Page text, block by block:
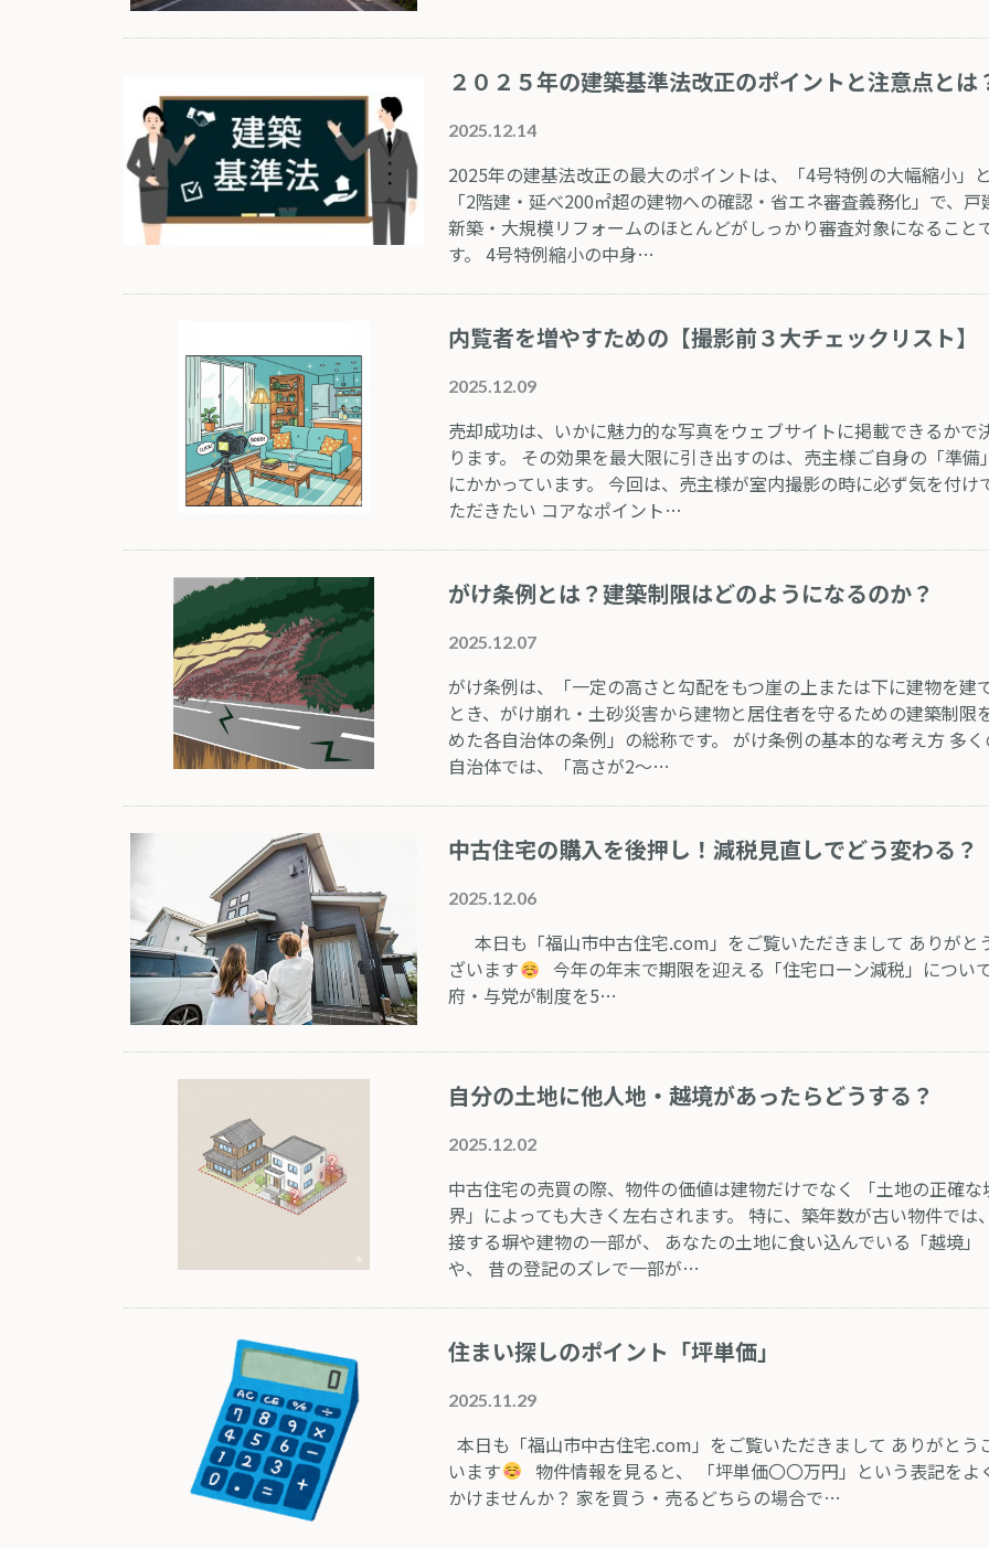
２０２５年の建築基準法改正のポイントと注意点とは
2025.12.14
2025年の建基法改正の最大のポイントは、「4号特例の大幅縮小」と
「2階建・延べ200㎡超の建物への確認・省エネ審査義務化」で、戸
新築・大規模リフォームのほとんどがしっかり審査対象になること
す。​ 4号特例縮小の中身…
内覧者を増やすための【撮影前３大チェックリスト】
2025.12.09
売却成功は、いかに魅力的な写真をウェブサイトに掲載できるかで
ります。 その効果を最大限に引き出すのは、売主様ご自身の「準備」
にかかっています。 今回は、売主様が室内撮影の時に必ず気を付け
ただきたい コアなポイント…
がけ条例とは？建築制限はどのようになるのか？
2025.12.07
がけ条例は、「一定の高さと勾配をもつ崖の上または下に建物を建
とき、がけ崩れ・土砂災害から建物と居住者を守るための建築制限
めた各自治体の条例」の総称です。​ がけ条例の基本的な考え方 多く
自治体では、「高さが2～…
中古住宅の購入を後押し！減税見直しでどう変わる？
2025.12.06
本日も「福山市中古住宅.com」をご覧いただきまして ありがと
ざいます
今年の年末で期限を迎える「住宅ローン減税」につい
府・与党が制度を5…
自分の土地に他人地・越境があったらどうする？
2025.12.02
中古住宅の売買の際、物件の価値は建物だけでなく 「土地の正確な
界」によっても大きく左右されます。 特に、築年数が古い物件では
接する塀や建物の一部が、 あなたの土地に食い込んでいる「越境」
や、 昔の登記のズレで一部が…
住まい探しのポイント「坪単価」
2025.11.29
本日も「福山市中古住宅.com」をご覧いただきまして ありがとう
います
物件情報を見ると、 「坪単価〇〇万円」という表記をよ
かけませんか？ 家を買う・売るどちらの場合で…